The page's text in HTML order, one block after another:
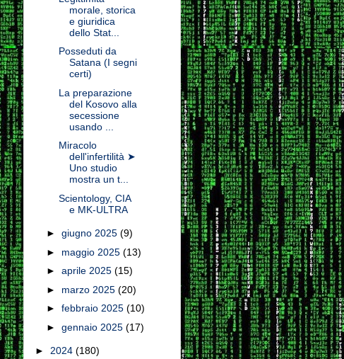
morale, storica
e giuridica
dello Stat...
Posseduti da
Satana (I segni
certi)
La preparazione
del Kosovo alla
secessione
usando ...
Miracolo
dell'infertilità ➤
Uno studio
mostra un t...
Scientology, CIA
e MK-ULTRA
►giugno 2025(9)
► maggio 2025(13)
►aprile 2025(15)
► marzo 2025(20)
►febbraio 2025(10)
►gennaio 2025(17)
► 2024 (180)